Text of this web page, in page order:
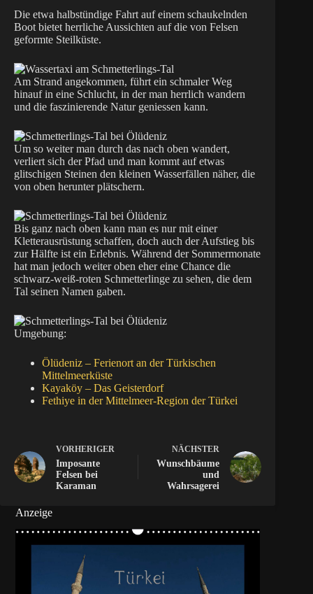
Die etwa halbstündige Fahrt auf einem schaukelnden
Boot bietet herrliche Aussichten auf die von Felsen
geformte Steilküste.
Am Strand angekommen, führt ein schmaler Weg
hinauf in eine Schlucht, in der man herrlich wandern
und die faszinierende Natur geniessen kann.
Um so weiter man durch das nach oben wandert,
verliert sich der Pfad und man kommt auf etwas
glitschigen Steinen den kleinen Wasserfällen näher, die
von oben herunter plätschern.
Bis ganz nach oben kann man es nur mit einer
Kletterausrüstung schaffen, doch auch der Aufstieg bis
zur Hälfte ist ein Erlebnis. Während der Sommermonate
hat man jedoch weiter oben eher eine Chance die
schwarz-weiß-roten Schmetterlinge zu sehen, die dem
Tal seinen Namen gaben.
Umgebung:
Ölüdeniz – Ferienort an der Türkischen
Mittelmeerküste
Kayaköy – Das Geisterdorf
Fethiye in der Mittelmeer-Region der Türkei
VORHERIGER
Imposante
Felsen bei
Karaman
NÄCHSTER
Wunschbäume
und
Wahrsagerei
Anzeige